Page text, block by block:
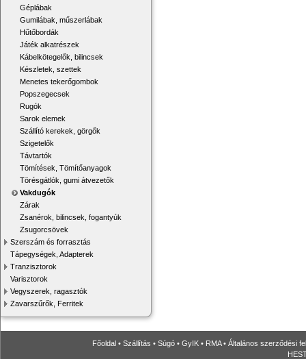
Géplábak
Gumilábak, műszerlábak
Hűtőbordák
Játék alkatrészek
Kábelkötegelők, bilincsek
Készletek, szettek
Menetes tekerőgombok
Popszegecsek
Rugók
Sarok elemek
Szállító kerekek, görgők
Szigetelők
Távtartók
Tömítések, Tömítőanyagok
Törésgátlók, gumi átvezetők
Vakdugók
Zárak
Zsanérok, bilincsek, fogantyúk
Zsugorcsövek
Szerszám és forrasztás
Tápegységek, Adapterek
Tranzisztorok
Varisztorok
Vegyszerek, ragasztók
Zavarszűrők, Ferritek
Főoldal • Szállítás • Súgó • GyIK • RMA• Általános szerződési